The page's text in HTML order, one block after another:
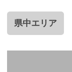
県中エリア